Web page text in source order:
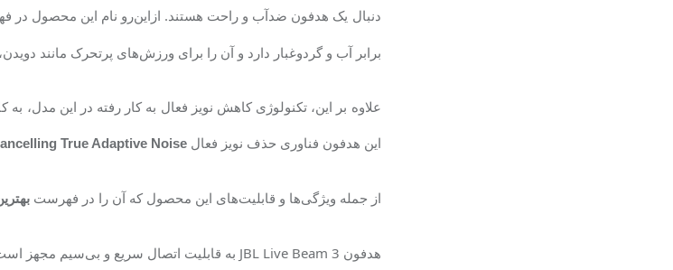
دنبال یک هدفون ضدآب و راحت هستند. ازاین‌رو نام این محصول
برابر آب و گردوغبار دارد و آن را برای ورزش‌های پرتحرک مانند
علاوه بر این، تکنولوژی کاهش نویز فعال به کار رفته در این مدل،
این هدفون فناوری حذف نویز فعال True Adaptive Noise
از جمله ویژگی‌ها و قابلیت‌های این محصول که آن را در فهرست
هدفون JBL Live Beam 3 به قابلیت اتصال سریع و بی‌سیم مجهز